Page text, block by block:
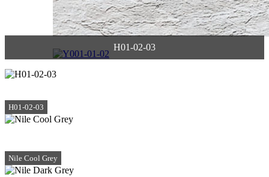
H01-02-03
H01-02-03
Nile Cool Grey